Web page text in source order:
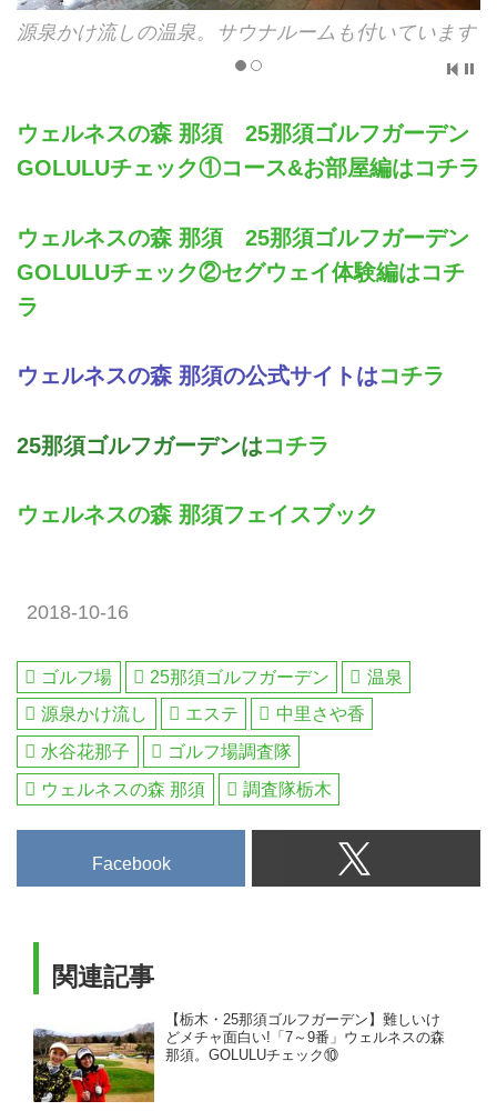
かけ流しの温泉。サウナルームも付いています 露天
ウェルネスの森 那須 25那須ゴルフガーデン
GOLULUチェック①コース&お部屋編はコチラ
ウェルネスの森 那須 25那須ゴルフガーデン
GOLULUチェック②セグウェイ体験編はコチ
ラ
ウェルネスの森 那須の公式サイトはコチラ
25那須ゴルフガーデンはコチラ
ウェルネスの森 那須フェイスブック
2018-10-16
ゴルフ場 25那須ゴルフガーデン
温泉
源泉かけ流し
エステ
中里さや香
水谷花那子
ゴルフ場調査隊
ウェルネスの森 那須
調査隊栃木
Facebook
関連記事
【栃木・25那須ゴルフガーデン】難しいけ
どメチャ面白い!「7～9番」ウェルネスの森
那須。GOLULUチェック⑩